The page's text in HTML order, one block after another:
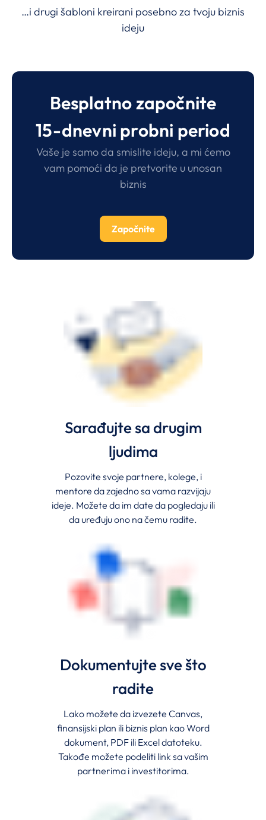
…i drugi šabloni kreirani posebno za tvoju biznis
ideju
Besplatno započnite
15-dnevni probni period
Vaše je samo da smislite ideju, a mi ćemo
vam pomoći da je pretvorite u unosan
biznis
Započnite
Sarađujte sa drugim
ljudima
Pozovite svoje partnere, kolege, i
mentore da zajedno sa vama razvijaju
ideje. Možete da im date da pogledaju ili
da uređuju ono na čemu radite.
Dokumentujte sve što
radite
Lako možete da izvezete Canvas,
finansijski plan ili biznis plan kao Word
dokument, PDF ili Excel datoteku.
Takođe možete podeliti link sa vašim
partnerima i investitorima.